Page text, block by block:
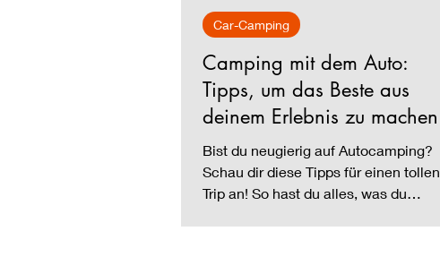
Camping mit dem Auto:
Tipps, um das Beste aus
deinem Erlebnis zu machen
Bist du neugierig auf Autocamping?
Schau dir diese Tipps für einen tollen
Trip an! So hast du alles, was du
Car-Camping